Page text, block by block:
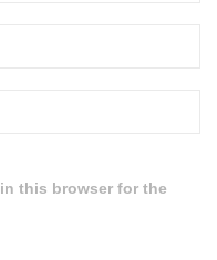
this browser for the